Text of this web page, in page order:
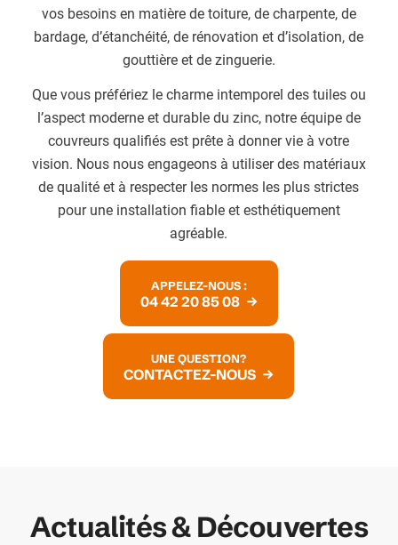
vos besoins en matière de toiture, de charpente, de
bardage, d’étanchéité, de rénovation et d’isolation, de
gouttière et de zinguerie.
Que vous préfériez le charme intemporel des tuiles ou
l’aspect moderne et durable du zinc, notre équipe de
couvreurs qualifiés est prête à donner vie à votre
vision. Nous nous engageons à utiliser des matériaux
de qualité et à respecter les normes les plus strictes
pour une installation fiable et esthétiquement
agréable.
APPELEZ-NOUS :
04 42 20 85 08
UNE QUESTION?
CONTACTEZ-NOUS
Actualités & Découvertes